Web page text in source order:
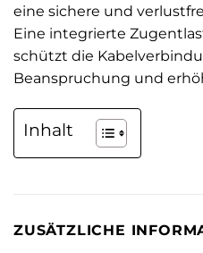
eine sichere und
Eine integrierte
schützt die
Beanspruchung und
Inhalt
ZUSÄTZLICHE